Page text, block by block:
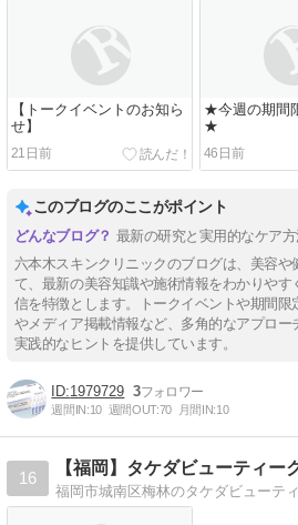
【トークイベントのお知ら
せ】
21日前
★今週の期間
★
46日前
このブログのここがポイント
最新の研究と実用的なケア
六本木スキンクリニックのブログは、美容
て、最新の美容知識や施術情報をわかりや
信を特徴とします。トークイベントや期間
やメディア掲載情報など、多角的なアプロー
実践的なヒントを提供しています。
1979729 3
週間IN:10 週間OUT:70 月間IN:10
16